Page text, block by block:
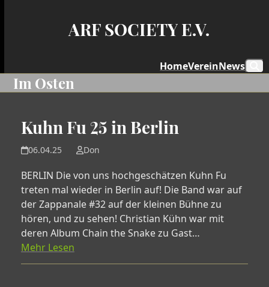
ARF SOCIETY E.V.
HomeVereinNews
Im Osten
Kuhn Fu 25 in Berlin
06.04.25 Don
BERLIN Die von uns hochgeschätzen Kuhn Fu
treten mal wieder in Berlin auf! Die Band war auf
der Zappanale #32 auf der kleinen Bühne zu
hören, und zu sehen! Christian Kühn war mit
deren Album Chain the Snake zu Gast…
Mehr Lesen